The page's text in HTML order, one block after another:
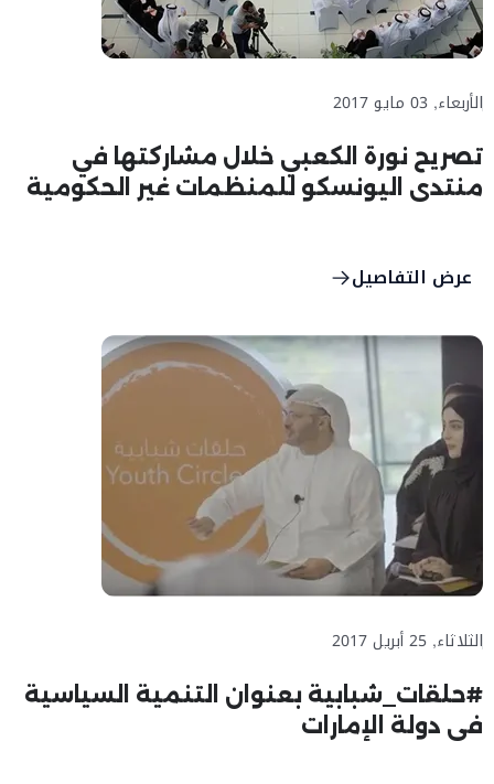
الأربعاء, 03 مايو 2017
تصريح نورة الكعبي خلال مشاركتها في
منتدى اليونسكو للمنظمات غير الحكومية
عرض التفاصيل
الثلاثاء, 25 أبريل 2017
#حلقات_شبابية بعنوان التنمية السياسية
في دولة الإمارات